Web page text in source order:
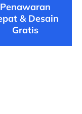
Penawaran
& Desain
Gratis